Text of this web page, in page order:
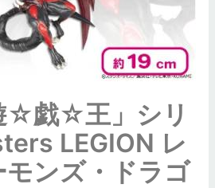
☆戯☆王」シリ
LEGION レ
モンズ・ドラゴ